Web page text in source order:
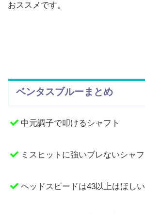
おススメです。
ベンタスブルーまとめ
中元調子で叩けるシャフト
ミスヒットに強いブレないシャフ
ヘッドスピードは43以上はほしい